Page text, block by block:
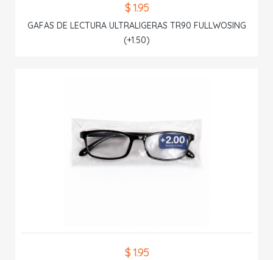
$ 1.95
GAFAS DE LECTURA ULTRALIGERAS TR90 FULLWOSING
(+1.50)
$ 1.95